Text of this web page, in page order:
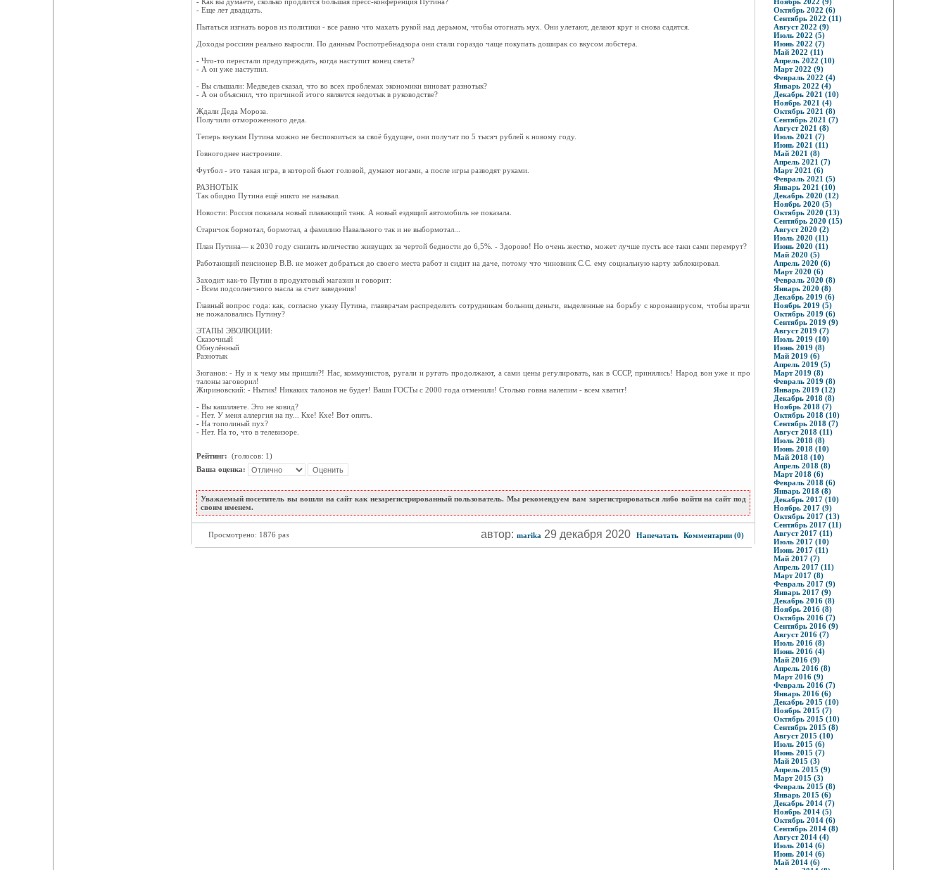
- Еще лет двадцать.
Пытаться изгнать воров из политики - все равно что махать рукой над дерьмом, чтобы отогнать мух. Они улетают, делают круг и снова садятся.
Доходы россиян реально выросли. По данным Роспотребнадзора они стали гораздо чаще покупать доширак со вкусом лобстера.
- Что-то перестали предупреждать, когда наступит конец света?
- А он уже наступил.
- Вы слышали: Медведев сказал, что во всех проблемах экономики виноват разнотык?
- А он объяснил, что причиной этого является недотык в руководстве?
Ждали Деда Мороза.
Получили отмороженного деда.
Теперь внукам Путина можно не беспокоиться за своё будущее, они получат по 5 тысяч рублей к новому году.
Говногоднее настроение.
Футбол - это такая игра, в которой бьют головой, думают ногами, а после игры разводят руками.
РАЗНОТЫК
Так обидно Путина ещё никто не называл.
Новости: Россия показала новый плавающий танк. А новый ездящий автомобиль не показала.
Старичок бормотал, бормотал, а фамилию Навального так и не выбормотал...
План Путина— к 2030 году снизить количество живущих за чертой бедности до 6,5%. - Здорово! Но очень жестко, может лучше пусть все таки сами перемрут?
Работающий пенсионер В.В. не может добраться до своего места работ и сидит на даче, потому что чиновник С.С. ему социальную карту заблокировал.
Заходит как-то Путин в продуктовый магазин и говорит:
- Всем подсолнечного масла за счет заведения!
Главный вопрос года: как, согласно указу Путина, главврачам распределить сотрудникам больниц деньги, выделенные на борьбу с коронавирусом, чтобы врачи
не пожаловались Путину?
ЭТАПЫ ЭВОЛЮЦИИ:
Сказочный
Обнулённый
Разнотык
Зюганов: - Ну и к чему мы пришли?! Нас, коммунистов, ругали и ругать продолжают, а сами цены регулировать, как в СССР, принялись! Народ вон уже и про
талоны заговорил!
Жириновский: - Нытик! Никаких талонов не будет! Ваши ГОСТы с 2000 года отменили! Столько говна налепим - всем хватит!
- Вы кашлляете. Это не ковид?
- Нет. У меня аллергия на пу... Кхе! Кхе! Вот опять.
- На тополиный пух?
- Нет. На то, что в телевизоре.
Рейтинг: (голосов: 1)
Ваша оценка:
Уважаемый посетитель вы вошли на сайт как незарегистрированный пользователь. Мы рекомендуем вам зарегистрироваться либо войти на сайт под
своим именем.
Просмотрено: 1876 раз автор: marika 29 декабря 2020 Напечатать Комментарии (0)
Октябрь 2022 (6)
Сентябрь 2022 (11)
Август 2022 (9)
Июль 2022 (5)
Июнь 2022 (7)
Май 2022 (11)
Апрель 2022 (10)
Март 2022 (9)
Февраль 2022 (4)
Январь 2022 (4)
Декабрь 2021 (10)
Ноябрь 2021 (4)
Октябрь 2021 (8)
Сентябрь 2021 (7)
Август 2021 (8)
Июль 2021 (7)
Июнь 2021 (11)
Май 2021 (8)
Апрель 2021 (7)
Март 2021 (6)
Февраль 2021 (5)
Январь 2021 (10)
Декабрь 2020 (12)
Ноябрь 2020 (5)
Октябрь 2020 (13)
Сентябрь 2020 (15)
Август 2020 (2)
Июль 2020 (11)
Июнь 2020 (11)
Май 2020 (5)
Апрель 2020 (6)
Март 2020 (6)
Февраль 2020 (8)
Январь 2020 (8)
Декабрь 2019 (6)
Ноябрь 2019 (5)
Октябрь 2019 (6)
Сентябрь 2019 (9)
Август 2019 (7)
Июль 2019 (10)
Июнь 2019 (8)
Май 2019 (6)
Апрель 2019 (5)
Март 2019 (8)
Февраль 2019 (8)
Январь 2019 (12)
Декабрь 2018 (8)
Ноябрь 2018 (7)
Октябрь 2018 (10)
Сентябрь 2018 (7)
Август 2018 (11)
Июль 2018 (8)
Июнь 2018 (10)
Май 2018 (10)
Апрель 2018 (8)
Март 2018 (6)
Февраль 2018 (6)
Январь 2018 (8)
Декабрь 2017 (10)
Ноябрь 2017 (9)
Октябрь 2017 (13)
Сентябрь 2017 (11)
Август 2017 (11)
Июль 2017 (10)
Июнь 2017 (11)
Май 2017 (7)
Апрель 2017 (11)
Март 2017 (8)
Февраль 2017 (9)
Январь 2017 (9)
Декабрь 2016 (8)
Ноябрь 2016 (8)
Октябрь 2016 (7)
Сентябрь 2016 (9)
Август 2016 (7)
Июль 2016 (8)
Июнь 2016 (4)
Май 2016 (9)
Апрель 2016 (8)
Март 2016 (9)
Февраль 2016 (7)
Январь 2016 (6)
Декабрь 2015 (10)
Ноябрь 2015 (7)
Октябрь 2015 (10)
Сентябрь 2015 (8)
Август 2015 (10)
Июль 2015 (6)
Июнь 2015 (7)
Май 2015 (3)
Апрель 2015 (9)
Март 2015 (3)
Февраль 2015 (8)
Январь 2015 (6)
Декабрь 2014 (7)
Ноябрь 2014 (5)
Октябрь 2014 (6)
Сентябрь 2014 (8)
Август 2014 (4)
Июль 2014 (6)
Июнь 2014 (6)
Май 2014 (6)